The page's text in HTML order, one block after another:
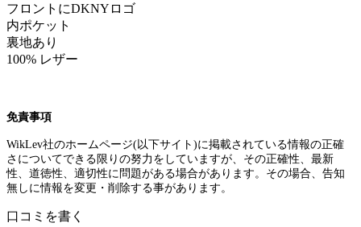
フロントにDKNYロゴ
内ポケット
裏地あり
100% レザー
免責事項
WikLev社のホームページ(以下サイト )に掲載されている情報の正確
さについてできる限りの努力をしていますが、その正確性、最新
性、道徳性、適切性に問題がある場合があります。その場合、告知
無しに情報を変更・削除する事があります。
口コミを書く